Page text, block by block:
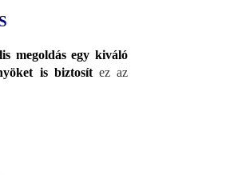
megoldás egy kiváló
is biztosítez az